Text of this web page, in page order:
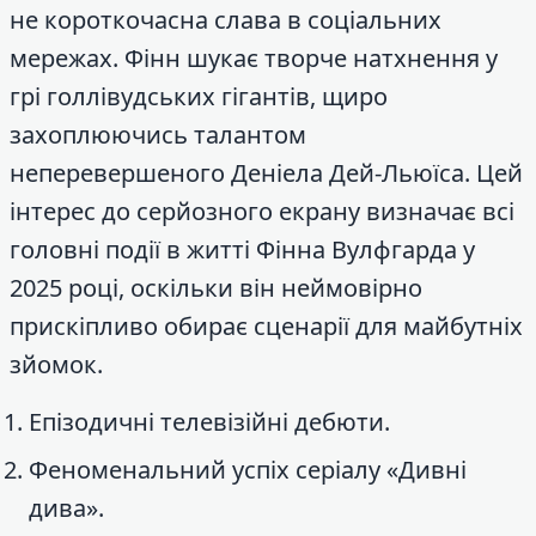
не короткочасна слава в соціальних
мережах. Фінн шукає творче натхнення у
грі голлівудських гігантів, щиро
захоплюючись талантом
неперевершеного Деніела Дей-Льюїса. Цей
інтерес до серйозного екрану визначає всі
головні події в житті Фінна Вулфгарда у
2025 році, оскільки він неймовірно
прискіпливо обирає сценарії для майбутніх
зйомок.
Епізодичні телевізійні дебюти.
Феноменальний успіх серіалу «Дивні
дива».